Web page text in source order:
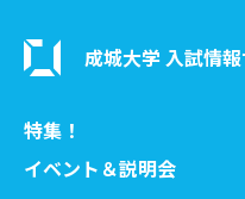
成城大学 入試情
特集！
イベント＆説明会